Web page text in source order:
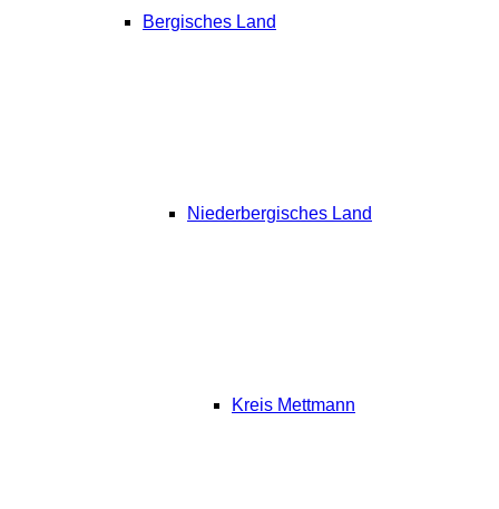
Bergisches Land
Niederbergisches Land
Kreis Mettmann